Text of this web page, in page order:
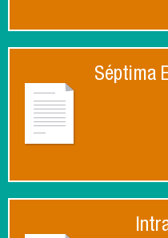
Séptima